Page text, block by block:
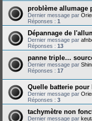
problème allumage
Dernier message par
Réponses : 1
Dépannage de
Dernier message par
Réponses : 13
panne triple…
Dernier message par
Réponses : 17
Quelle batterie pour
Dernier message par
Réponses : 3
tachymètre non
Dernier message par